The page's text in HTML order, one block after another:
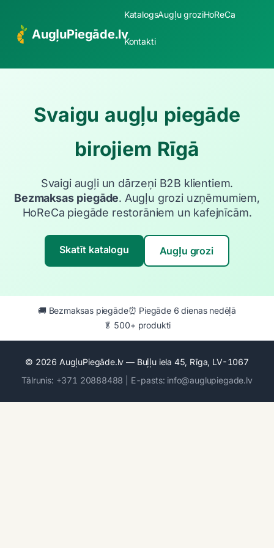
AugļuPiegāde.lv
KatalogsAugļu groziHoReCa
Kontakti
Svaigu augļu piegāde
birojiem Rīgā
Svaigi augļi un dārzeņi B2B klientiem.
Bezmaksas piegāde. Augļu grozi uzņēmumiem,
HoReCa piegāde restorāniem un kafejnīcām.
Skatīt katalogu Augļu grozi
🚚 Bezmaksas piegāde⏰ Piegāde 6 dienas nedēļā
🥬 500+ produkti
© 2026 AugļuPiegāde.lv — Buļļu iela 45, Rīga, LV-1067
Tālrunis: +371 20888488 | E-pasts: info@auglupiegade.lv